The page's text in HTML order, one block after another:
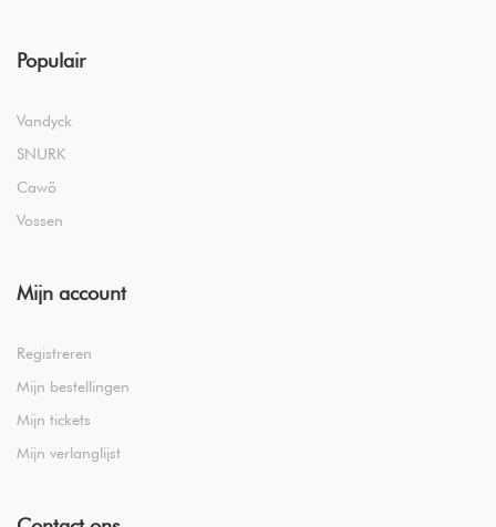
Populair
Vandyck
SNURK
Cawö
Vossen
Mijn account
Registreren
Mijn bestellingen
Mijn tickets
Mijn verlanglijst